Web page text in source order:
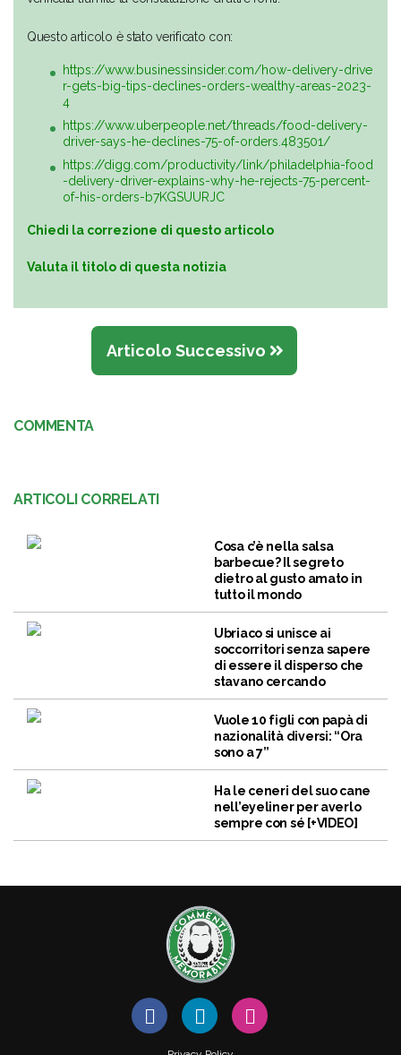
Questo articolo è stato verificato con:
https://www.businessinsider.com/how-delivery-drive
r-gets-big-tips-declines-orders-wealthy-areas-2023-
4
https://www.uberpeople.net/threads/food-delivery-
driver-says-he-declines-75-of-orders.483501/
https://digg.com/productivity/link/philadelphia-food
-delivery-driver-explains-why-he-rejects-75-percent-
of-his-orders-b7KGSUURJC
Chiedi la correzione di questo articolo
Valuta il titolo di questa notizia
Articolo Successivo
COMMENTA
ARTICOLI CORRELATI
Cosa c’è nella salsa
barbecue? Il segreto
dietro al gusto amato in
tutto il mondo
Ubriaco si unisce ai
soccorritori senza sapere
di essere il disperso che
stavano cercando
Vuole 10 figli con papà di
nazionalità diversi: “Ora
sono a 7”
Ha le ceneri del suo cane
nell’eyeliner per averlo
sempre con sé [+VIDEO]